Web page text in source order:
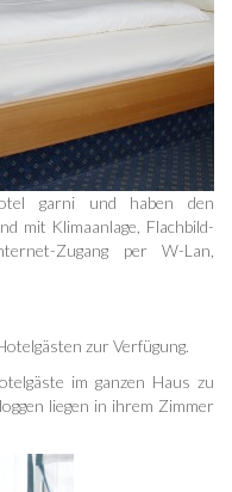
garni und haben den
mit Klimaanlage, Flachbild-
Zugang per W-Lan,
zur Verfügung.
im ganzen Haus zu
liegen in ihrem Zimmer